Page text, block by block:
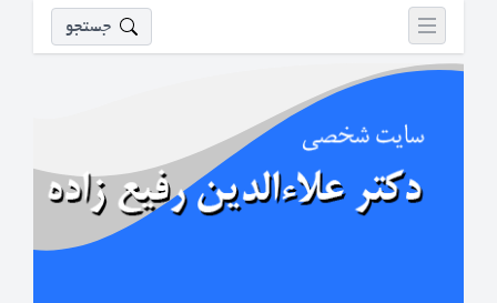
جستجو